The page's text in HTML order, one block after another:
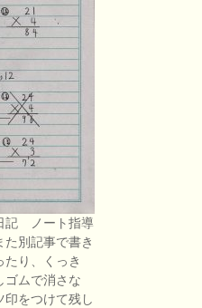
記 ノート指導
た別記事で書き
たり、くっき
ゴムで消さな
印をつけて残し